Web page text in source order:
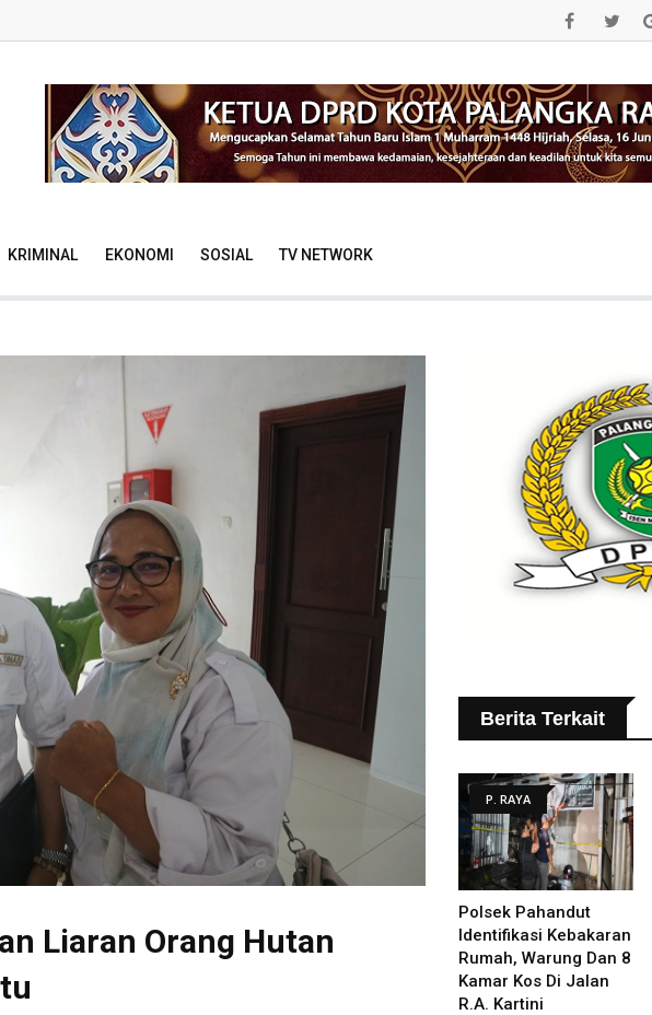
KRIMINAL EKONOMI SOSIAL TV NETWORK
Liaran Orang Hutan
Berita Terkait
P. RAYA
Polsek Pahandut
Identifikasi Kebakaran
Rumah, Warung Dan 8
Kamar Kos Di Jalan
R.A. Kartini